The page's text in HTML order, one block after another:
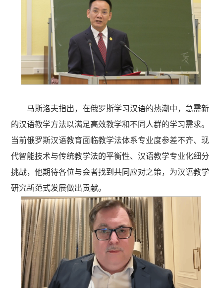
马斯洛夫指出，在俄罗斯学习汉语的热潮中，急需新
的汉语教学方法以满足高效教学和不同人群的学习需求。
当前俄罗斯汉语教育面临教学法体系专业度参差不齐、现
代智能技术与传统教学法的平衡性、汉语教学专业化细分
挑战，他期待各位与会者找到共同应对之策，为汉语教学
研究新范式发展做出贡献。